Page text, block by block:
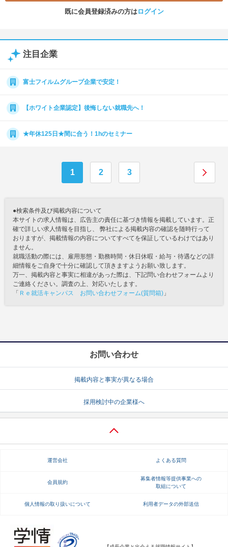
既に会員登録済みの方はログイン
注目企業
富士フイルムグループ企業で安定！
【ホワイト企業認定】後悔しない就職先へ！
★年休125日★間に合う！1hのセミナー
1 2 3
●検索条件及び掲載内容について
本サイトの求人情報は、広告主の責任に基づき情報を掲載しています。正
確で詳しい求人情報を目指し、 弊社による掲載内容の確認を随時行って
おりますが、掲載情報の内容についてすべてを保証しているわけではあり
ません。
就職活動の際には、雇用形態・勤務時間・休日休暇・給与・待遇などの詳
細情報をご自身で十分に確認して頂きますようお願い致します。
万一、掲載内容と事実に相違があった際は、下記問い合わせフォームより
ご連絡ください。調査の上、対応いたします。
「 Ｒｅ就活キャンパス お問い合わせフォーム(質問箱) 」
お問い合わせ
掲載内容と事実が異なる場合
採用検討中の企業様へ
運営会社 よくある質問
会員規約
募集者情報等提供事業への
取組について
個人情報の取り扱いについて 利用者データの外部送信